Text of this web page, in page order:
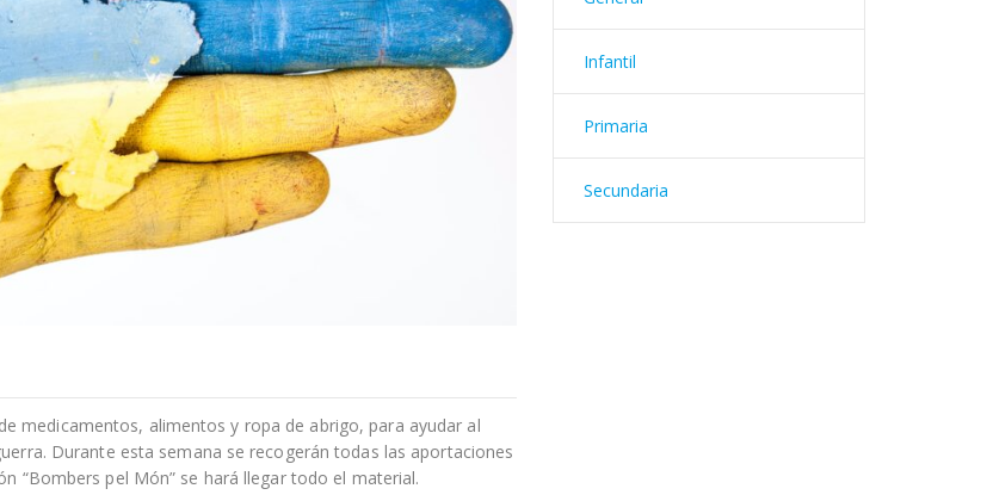
medicamentos, alimentos y ropa de abrigo, para ayudar al
Durante esta semana se recogerán todas las aportaciones
“Bombers pel Món” se hará llegar todo el material.
Infantil
Primaria
Secundaria